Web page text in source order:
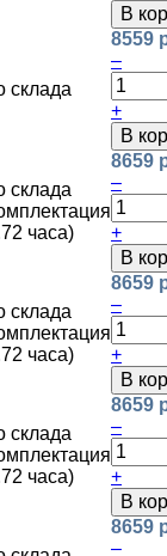
В
склада
8559
–
+
В
склада
часа)
8659
–
+
В
склада
часа)
8659
–
+
В
склада
часа)
8659
–
+
В
8659
–